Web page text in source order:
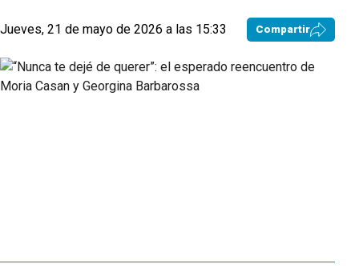
Jueves, 21 de mayo de 2026 a las 15:33 Compartir